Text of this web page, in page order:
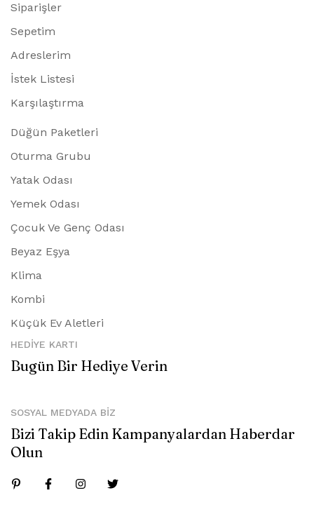
Siparişler
Sepetim
Adreslerim
İstek Listesi
Karşılaştırma
Düğün Paketleri
Oturma Grubu
Yatak Odası
Yemek Odası
Çocuk Ve Genç Odası
Beyaz Eşya
Klima
Kombi
Küçük Ev Aletleri
HEDIYE KARTI
Bugün Bir Hediye Verin
SOSYAL MEDYADA BIZ
Bizi Takip Edin Kampanyalardan Haberdar
Olun